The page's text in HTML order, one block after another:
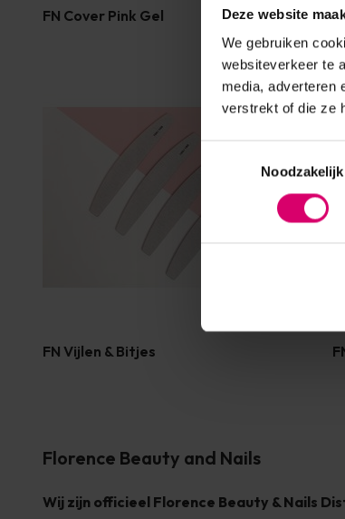
Deze website
We gebruiken
websiteverkeer te
media, adverteren
verstrekt of die ze
Noodzakelijk
FN Cover Pink Gel
FN Vijlen & Bitjes
Florence Beauty and Nails
Wij zijn officieel Florence Beauty & Nails